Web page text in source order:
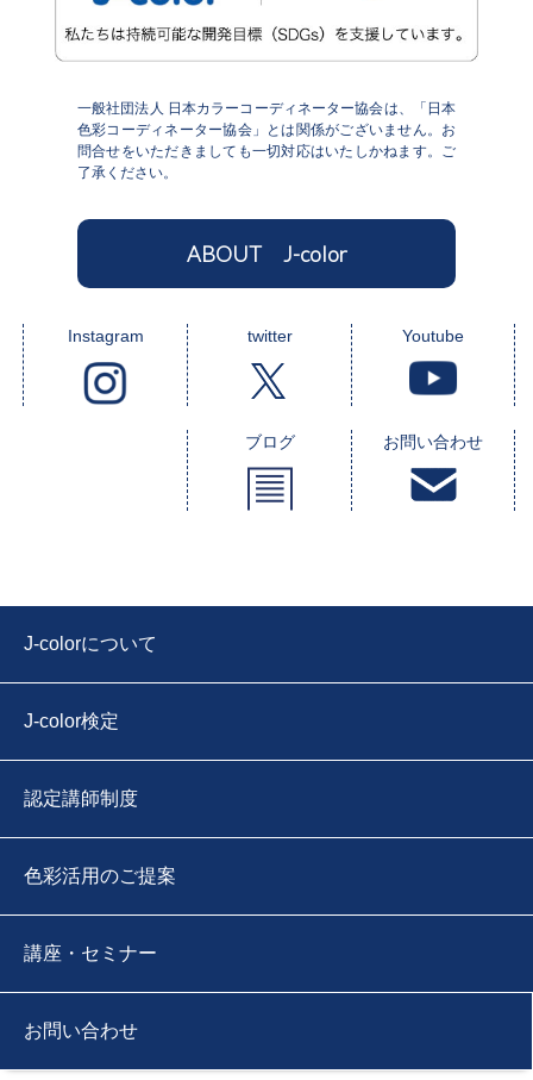
一般社団法人 日本カラーコーディネーター協会は、「日本
色彩コーディネーター協会」とは関係がございません。お
問合せをいただきましても一切対応はいたしかねます。ご
了承ください。
ABOUT J-color
Instagram twitter Youtube
ブログ お問い合わせ
J-colorについて
J-color検定
認定講師制度
色彩活用のご提案
講座・セミナー
お問い合わせ